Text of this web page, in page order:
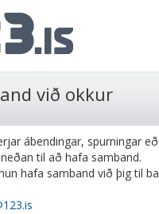
við okkur
ábendingar, spurningar
til að hafa samband.
hafa samband við þig til